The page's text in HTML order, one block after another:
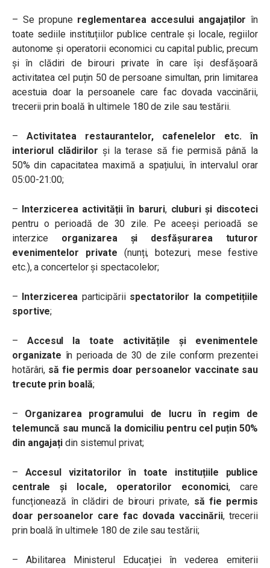
– Se propune reglementarea accesului angajațilorîn
toate sediile instituțiilor publice centrale și locale, regiilor
autonome și operatorii economici cu capital public, precum
și în clădiri de birouri private în care își desfășoară
activitatea cel puțin 50 de persoane simultan, prin limitarea
acestuia doar la persoanele care fac dovada vaccinării,
trecerii prin boală în ultimele 180 de zile sau testării.
–Activitatea restaurantelor, cafenelelor etc. în
interiorul clădirilor și la terase să fie permisă până la
50% din capacitatea maximă a spațiului, în intervalul orar
05:00-21:00;
– Interzicerea activității în baruri, cluburi și discoteci
pentru o perioadă de 30 zile. Pe aceeși perioadă se
interzice organizarea și desfășurarea tuturor
evenimentelor private (nunți, botezuri, mese festive
etc.), a concertelor și spectacolelor;
– Interzicerea participării spectatorilor la competițiile
sportive;
– Accesul la toate activitățile și evenimentele
organizate în perioada de 30 de zile conform prezentei
hotărâri, să fie permis doar persoanelor vaccinate sau
trecute prin boală;
– Organizarea programului de lucru în regim de
telemuncă sau muncă la domiciliu pentru cel puțin 50%
din angajațidin sistemul privat;
– Accesul vizitatorilor în toate instituțiile publice
centrale și locale, operatorilor economici, care
funcționează în clădiri de birouri private, să fie permis
doar persoanelor care fac dovada vaccinării, trecerii
prin boală în ultimele 180 de zile sau testării;
– Abilitarea Ministerul Educației în vederea emiterii